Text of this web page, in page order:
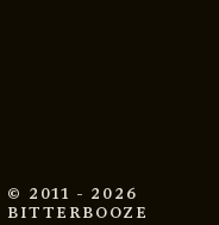
© 2011 - 2026
BITTERBOOZE